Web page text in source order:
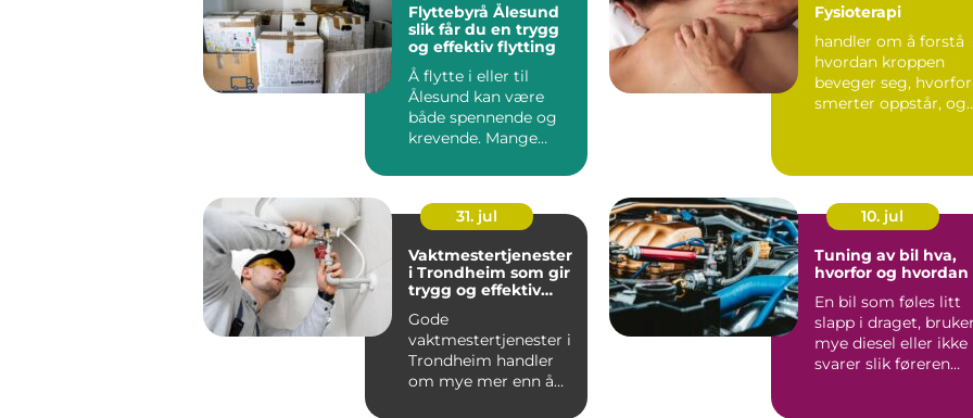
Flyttebyrå Ålesund
slik får du en trygg
og effektiv flytting
Å flytte i eller til
Ålesund kan være
både spennende og
krevende. Mange
mye tid,...
Fysioterapi
handler om å forstå
hvordan kroppen
beveger seg, hvorfor
smerter oppstår, og
31. jul
Vaktmestertjenester
i Trondheim som gir
trygg og effektiv
Gode
vaktmestertjenester i
Trondheim handler
om mye mer enn å
10. jul
Tuning av bil hva,
hvorfor og hvordan
En bil som føles litt
slapp i draget,
mye diesel eller ikke
svarer slik føreren